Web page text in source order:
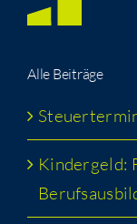
Alle Bei­trä­ge
Kin­der­geld: